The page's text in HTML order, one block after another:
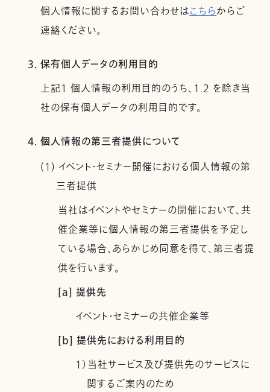
個人情報に関するお問い合わせはこちらからご
連絡ください。
3. 保有個人データの利用目的
上記１ 個人情報の利用目的のうち、1.2 を除き当
社の保有個人データの利用目的です。
4. 個人情報の第三者提供について
(1) イベント・セミナー開催における個人情報の第
三者提供
当社はイベントやセミナーの開催において、共
催企業等に個人情報の第三者提供を予定し
ている場合、あらかじめ同意を得て、第三者提
供を行います。
[a] 提供先
イベント・セミナーの共催企業等
[b] 提供先における利用目的
1）当社サービス及び提供先のサービスに
関するご案内のため